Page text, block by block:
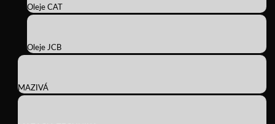
Oleje CAT
Oleje JCB
MAZIVÁ